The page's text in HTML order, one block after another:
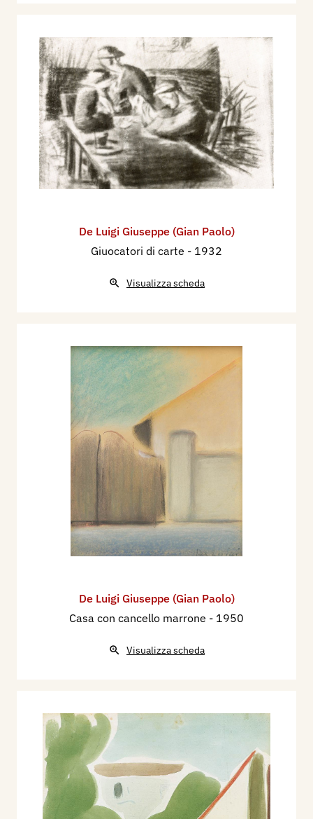
De Luigi Giuseppe (Gian Paolo)
Giuocatori di carte - 1932
Visualizza scheda
De Luigi Giuseppe (Gian Paolo)
Casa con cancello marrone - 1950
Visualizza scheda